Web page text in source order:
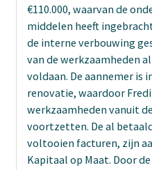
€110.000, waarvan de
middelen heeft
de interne verbouwing
van de werkzaamheden
voldaan. De aannemer is
renovatie, waardoor
werkzaamheden vanuit
voortzetten. De al
voltooien facturen, zijn
Kapitaal op Maat. Door